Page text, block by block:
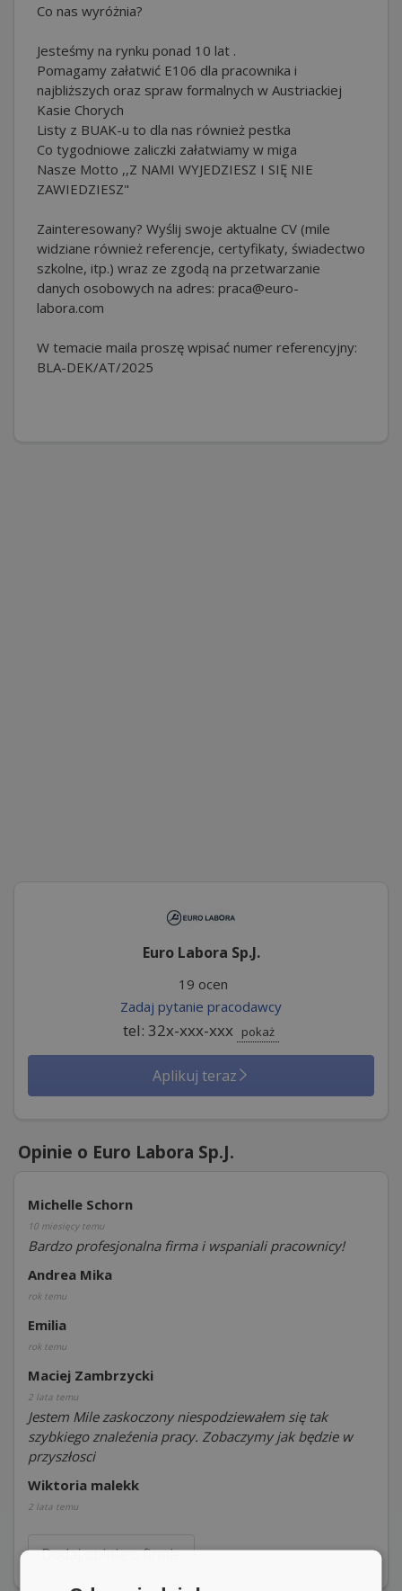
Co nas wyróżnia?
Jesteśmy na rynku ponad 10 lat .
Pomagamy załatwić E106 dla pracownika i
najbliższych oraz spraw formalnych w Austriackiej
Kasie Chorych
Listy z BUAK-u to dla nas również pestka
Co tygodniowe zaliczki załatwiamy w miga
Nasze Motto ,,Z NAMI WYJEDZIESZ I SIĘ NIE
ZAWIEDZIESZ"
Zainteresowany? Wyślij swoje aktualne CV (mile
widziane również referencje, certyfikaty, świadectwo
szkolne, itp.) wraz ze zgodą na przetwarzanie
danych osobowych na adres: praca@euro-
labora.com
W temacie maila proszę wpisać numer referencyjny:
BLA-DEK/AT/2025
Euro Labora Sp.J.
19 ocen
Zadaj pytanie pracodawcy
tel: 32x-xxx-xxx pokaż
Aplikuj teraz
Opinie o Euro Labora Sp.J.
Michelle Schorn
10 miesięcy temu
Bardzo profesjonalna firma i wspaniali pracownicy!
Andrea Mika
rok temu
Emilia
rok temu
Maciej Zambrzycki
2 lata temu
Jestem Mile zaskoczony niespodziewałem się tak
szybkiego znaleźenia pracy. Zobaczymy jak będzie w
przyszłosci
Wiktoria malekk
2 lata temu
Dodaj opinię o firmie